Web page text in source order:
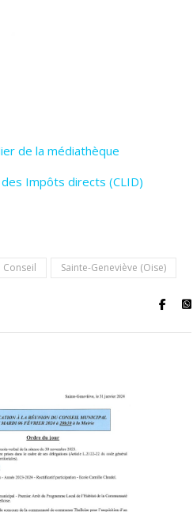
de la médiathèque
Impôts directs (CLID)
Conseil Sainte-Geneviève (Oise)